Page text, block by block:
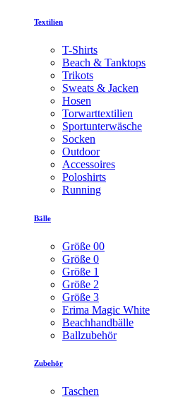
Textilien
T-Shirts
Beach & Tanktops
Trikots
Sweats & Jacken
Hosen
Torwarttextilien
Sportunterwäsche
Socken
Outdoor
Accessoires
Poloshirts
Running
Bälle
Größe 00
Größe 0
Größe 1
Größe 2
Größe 3
Erima Magic White
Beachhandbälle
Ballzubehör
Zubehör
Taschen